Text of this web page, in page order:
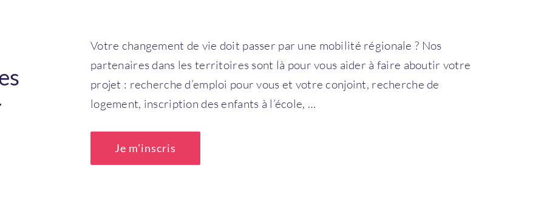
Votre changement de vie doit passer par une mobilité régionale ? Nos
partenaires dans les territoires sont là pour vous aider à faire aboutir votre
projet : recherche d’emploi pour vous et votre conjoint, recherche de
logement, inscription des enfants à l’école, …
Je m’inscris